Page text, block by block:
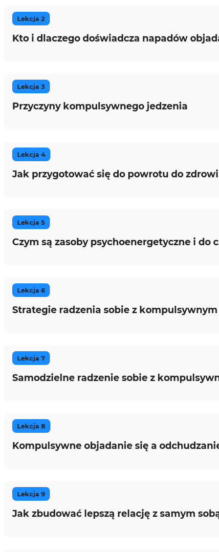
Lekcja 2
Kto i dlaczego doświadcza napadów
Lekcja 3
Przyczyny kompulsywnego jedzenia
Lekcja 4
Jak przygotować się do powrotu do
Lekcja 5
Czym są zasoby psychoenergetyczne i do
Lekcja 6
Strategie radzenia sobie z
Lekcja 7
Samodzielne radzenie sobie z
Lekcja 8
Kompulsywne objadanie się a
Lekcja 9
Jak zbudować lepszą relację z samym